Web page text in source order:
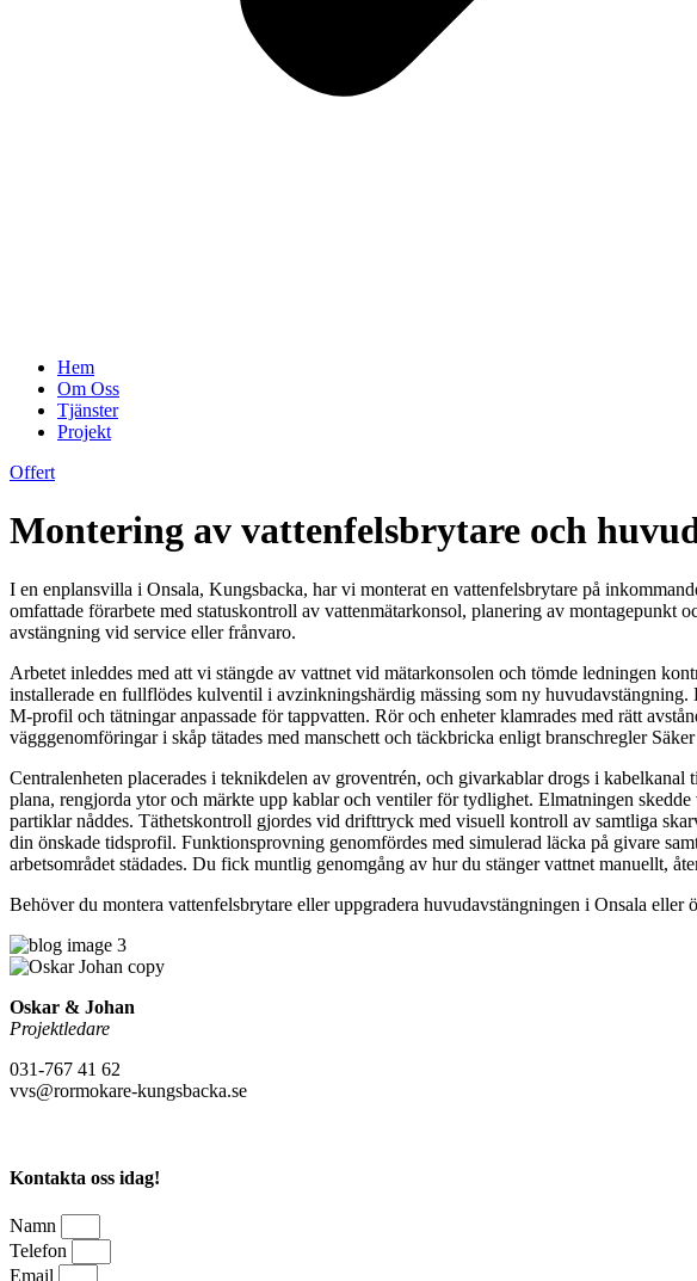
Hem
Om Oss
Tjänster
Projekt
Offert
Montering av vattenfelsbrytare och
I en enplansvilla i Onsala, Kungsbacka, har vi monterat en vattenfelsbrytare på
omfattade förarbete med statuskontroll av vattenmätarkonsol, planering av
avstängning vid service eller frånvaro.
Arbetet inleddes med att vi stängde av vattnet vid mätarkonsolen och tömde ledningen
installerade en fullflödes kulventil i avzinkningshärdig mässing som ny
M-profil och tätningar anpassade för tappvatten. Rör och enheter klamrades med rätt
vägggenomföringar i skåp tätades med manschett och täckbricka enligt branschregler
Centralenheten placerades i teknikdelen av groventrén, och givarkablar drogs i
plana, rengjorda ytor och märkte upp kablar och ventiler för tydlighet. Elmatningen
partiklar nåddes. Täthetskontroll gjordes vid drifttryck med visuell kontroll av samtliga
din önskade tidsprofil. Funktionsprovning genomfördes med simulerad läcka på givare
arbetsområdet städades. Du fick muntlig genomgång av hur du stänger vattnet manuellt,
Behöver du montera vattenfelsbrytare eller uppgradera huvudavstängningen i Onsala
Oskar & Johan
Projektledare
031-767 41 62
vvs@rormokare-kungsbacka.se
Kontakta oss idag!
Namn
Telefon
Email